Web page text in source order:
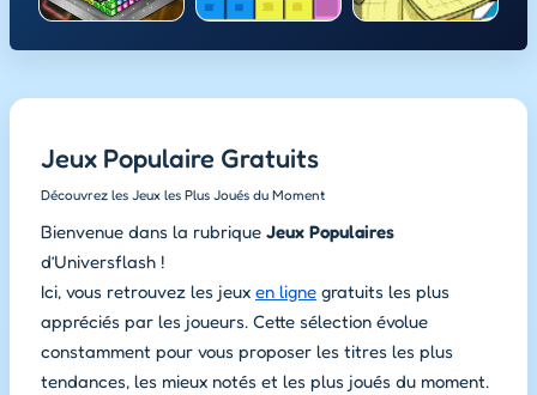
Jeux Populaire Gratuits
Découvrez les Jeux les Plus Joués du Moment
Bienvenue dans la rubrique Jeux Populaires
d’Universflash !
Ici, vous retrouvez les jeux en ligne gratuits les plus
appréciés par les joueurs. Cette sélection évolue
constamment pour vous proposer les titres les plus
tendances, les mieux notés et les plus joués du moment.